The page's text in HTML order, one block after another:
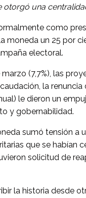
otorgó una
como
moneda un 25 por
electoral.
(7,7%), las
la
le dieron un
y gobernabilidad.
sumó tensión a
que se
solicitud de
la historia desde